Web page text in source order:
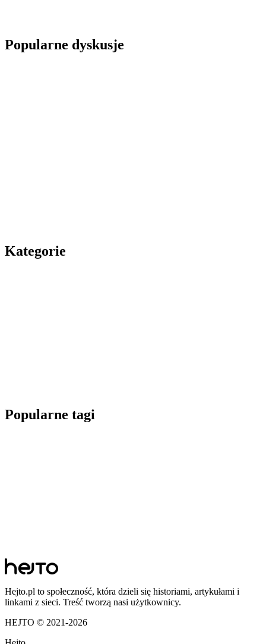
Popularne dyskusje
Kategorie
Popularne tagi
Hejto.pl to społeczność, która dzieli się historiami, artykułami i
linkami z sieci. Treść tworzą nasi użytkownicy.
HEJTO © 2021-2026